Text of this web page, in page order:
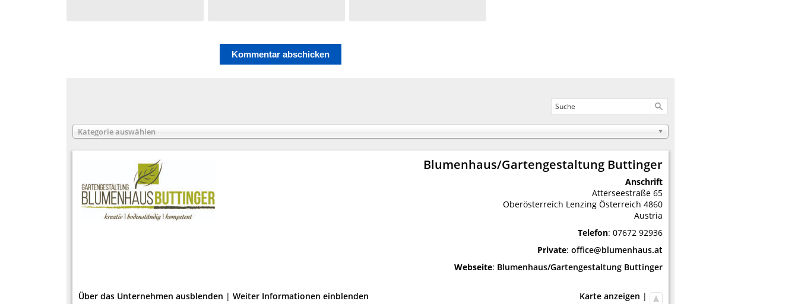
Kategorie auswählen
Blumenhaus/Gartengestaltung Buttinger
Anschrift
Atterseestraße 65
Oberösterreich Lenzing Österreich 4860
Austria
Telefon: 07672 92936
Private: office@blumenhaus.at
Webseite: Blumenhaus/Gartengestaltung Buttinger
Über das Unternehmen ausblenden | Weiter Informationen einblenden Karte anzeigen |